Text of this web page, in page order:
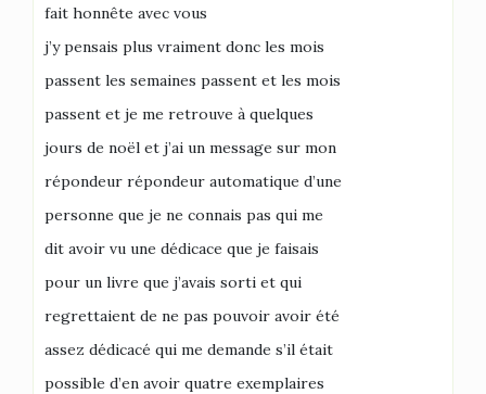
fait honnête avec vous
j’y pensais plus vraiment donc les mois
passent les semaines passent et les mois
passent et je me retrouve à quelques
jours de noël et j’ai un message sur mon
répondeur répondeur automatique d’une
personne que je ne connais pas qui me
dit avoir vu une dédicace que je faisais
pour un livre que j’avais sorti et qui
regrettaient de ne pas pouvoir avoir été
assez dédicacé qui me demande s’il était
possible d’en avoir quatre exemplaires